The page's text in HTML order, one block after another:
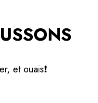
et ouais❗